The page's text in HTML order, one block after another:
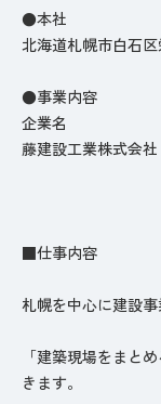
●本社
北海道札幌市白石
●事業内容
企業名
藤建設工業株式会社
■仕事内容
札幌を中心に建設事
「建築現場をまと
きます。